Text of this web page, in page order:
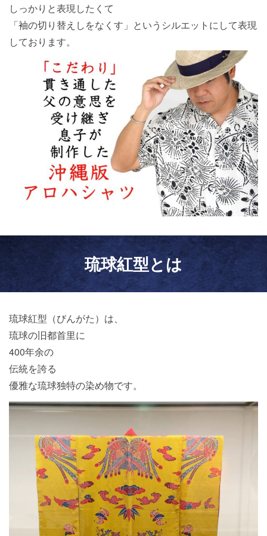
しっかりと表現したくて
「袖の切り替えしをなくす」というシルエットにして表現
しております。
琉球紅型とは
琉球紅型（びんがた）は、
琉球の旧都首里に
400年余の
伝統を誇る
優雅な琉球独特の染め物です。